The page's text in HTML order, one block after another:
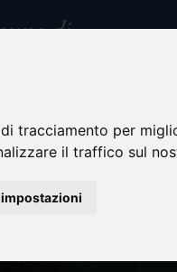
tracciamento per
il traffico sul
impostazioni